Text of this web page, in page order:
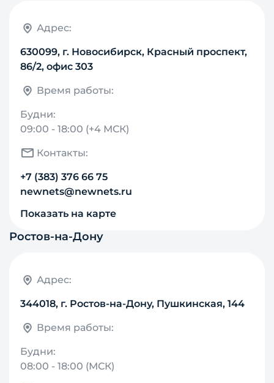
Адрес:
630099, г. Новосибирск, Красный проспект,
86/2, офис 303
Время работы:
Будни:
09:00 - 18:00 (+4 МСК)
Контакты:
+7 (383) 376 66 75
newnets@newnets.ru
Показать на карте
Ростов-на-Дону
Адрес:
344018, г. Ростов-на-Дону, Пушкинская, 144
Время работы:
Будни:
08:00 - 18:00 (МСК)